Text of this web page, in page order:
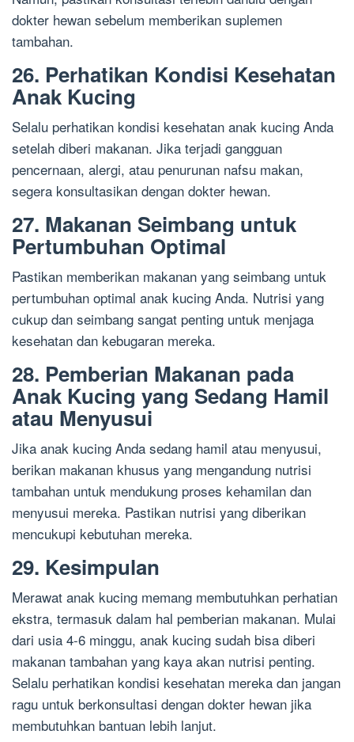
dokter hewan sebelum memberikan suplemen
tambahan.
26. Perhatikan Kondisi Kesehatan
Anak Kucing
Selalu perhatikan kondisi kesehatan anak kucing Anda
setelah diberi makanan. Jika terjadi gangguan
pencernaan, alergi, atau penurunan nafsu makan,
segera konsultasikan dengan dokter hewan.
27. Makanan Seimbang untuk
Pertumbuhan Optimal
Pastikan memberikan makanan yang seimbang untuk
pertumbuhan optimal anak kucing Anda. Nutrisi yang
cukup dan seimbang sangat penting untuk menjaga
kesehatan dan kebugaran mereka.
28. Pemberian Makanan pada
Anak Kucing yang Sedang Hamil
atau Menyusui
Jika anak kucing Anda sedang hamil atau menyusui,
berikan makanan khusus yang mengandung nutrisi
tambahan untuk mendukung proses kehamilan dan
menyusui mereka. Pastikan nutrisi yang diberikan
mencukupi kebutuhan mereka.
29. Kesimpulan
Merawat anak kucing memang membutuhkan perhatian
ekstra, termasuk dalam hal pemberian makanan. Mulai
dari usia 4-6 minggu, anak kucing sudah bisa diberi
makanan tambahan yang kaya akan nutrisi penting.
Selalu perhatikan kondisi kesehatan mereka dan jangan
ragu untuk berkonsultasi dengan dokter hewan jika
membutuhkan bantuan lebih lanjut.